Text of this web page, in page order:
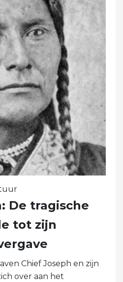
De tragische
tot zijn
Chief Joseph en zijn
over aan het